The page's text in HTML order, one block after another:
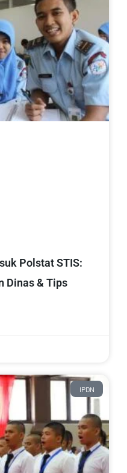
Polstat STIS:
Dinas & Tips
IPDN